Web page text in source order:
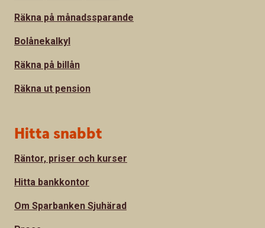
Räkna på månadssparande
Bolånekalkyl
Räkna på billån
Räkna ut pension
Hitta snabbt
Räntor, priser och kurser
Hitta bankkontor
Om Sparbanken Sjuhärad